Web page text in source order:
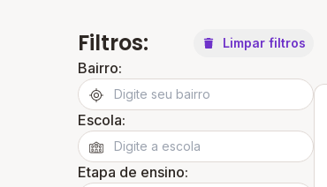
Filtros: Limpar filtros
Bairro:
Escola:
Etapa de ensino: